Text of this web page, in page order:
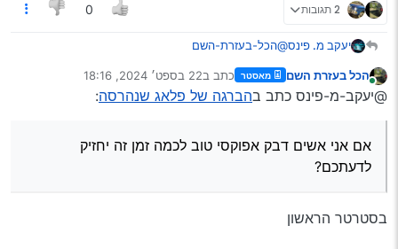
2 תגובות 0
יעקב מ. פינס@הכל-בעזרת-השם
מבחינת לחץ או מבחינת חום?
אם אני אשים דבק אפוקסי טוב לכמה זמן זה יחזיק
מה אז?
מחובר
הכל בעזרת השם מאסטר כתב ב22 בספט׳ 2024, 18:16
נערך לאחרונה על ידי
@יעקב-מ-פינס כתב בהברגה של פלאג שנהרסה:
אם אני אשים דבק אפוקסי טוב לכמה זמן זה יחזיק
לדעתכם?
בסטרטר הראשון